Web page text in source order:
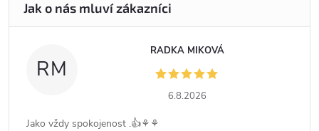
RM
RADKA MIKOVÁ
6.8.2026
Jako vždy spokojenost .👍⚘️⚘️